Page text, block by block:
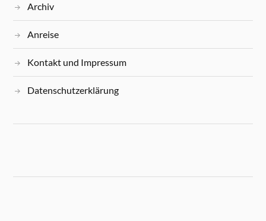
Archiv
Anreise
Kontakt und Impressum
Datenschutzerklärung